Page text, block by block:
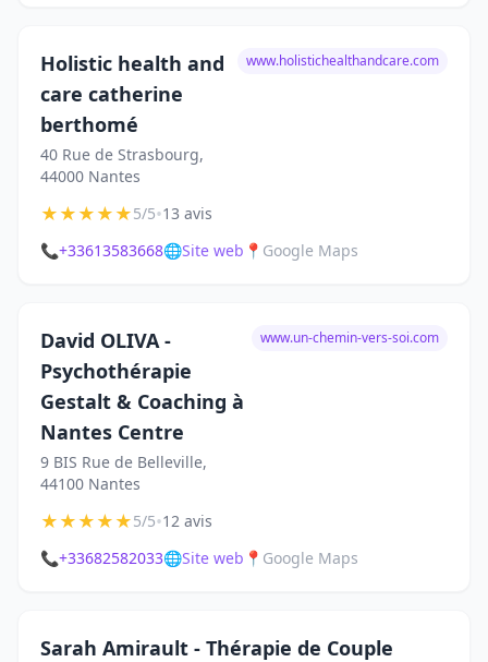
Holistic health and
care catherine
berthomé
40 Rue de Strasbourg,
44000 Nantes
www.holistichealthandcare.com
★★★★★5/5•13 avis
📞+33613583668🌐Site web 📍 Google Maps
David OLIVA -
Psychothérapie
Gestalt & Coaching à
Nantes Centre
9 BIS Rue de Belleville,
44100 Nantes
www.un-chemin-vers-soi.com
★★★★★5/5•12 avis
📞+33682582033🌐Site web 📍 Google Maps
Sarah Amirault - Thérapie de Couple